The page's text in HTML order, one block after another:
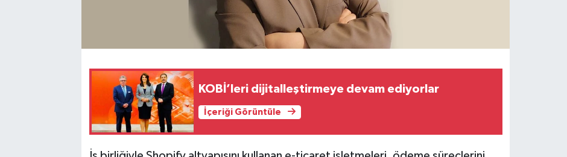
KOBİ’leri dijitalleştirmeye devam ediyorlar
İçeriği Görüntüle